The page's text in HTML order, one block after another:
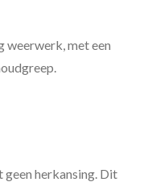
weerwerk, met een
herkansing. Dit